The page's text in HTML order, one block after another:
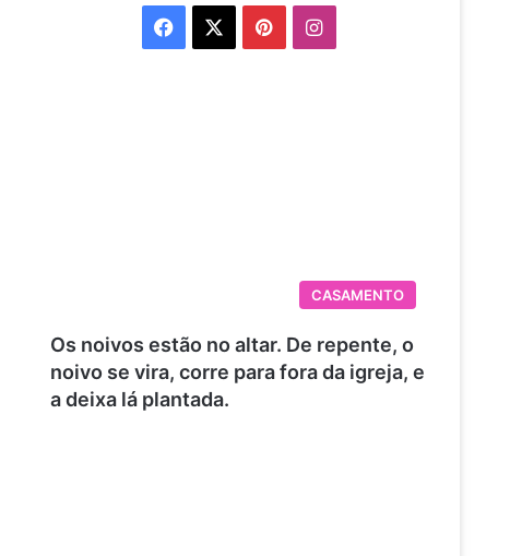
Facebook PinterestInstagram
CASAMENTO
Os noivos estão no altar. De repente, o
noivo se vira, corre para fora da igreja, e
a deixa lá plantada.